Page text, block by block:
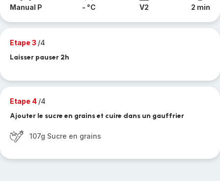
Manual P - °C V2 2 min
Etape 3 /4
Laisser pauser 2h
Etape 4 /4
Ajouter le sucre en grains et cuire dans un gauffrier
107g Sucre en grains